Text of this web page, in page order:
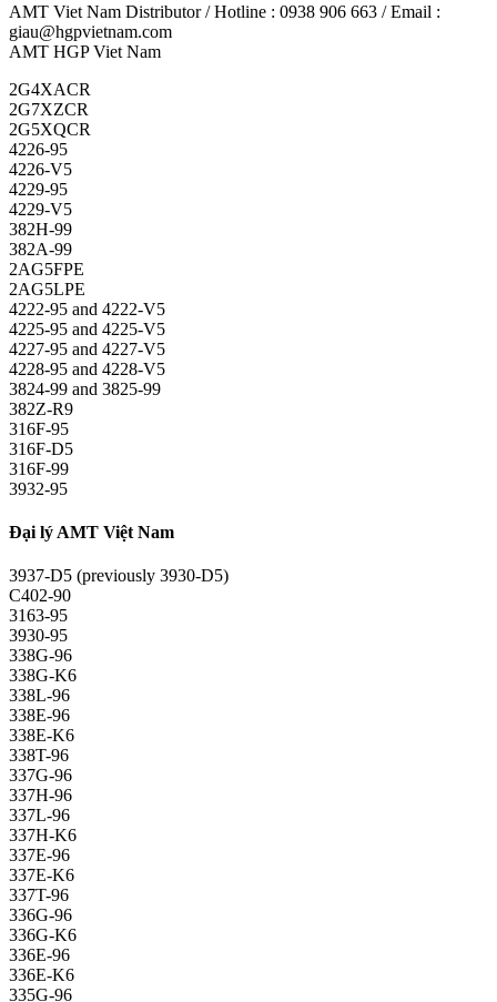
AMT Viet Nam Distributor / Hotline : 0938 906 663 / Email :
giau@hgpvietnam.com
AMT HGP Viet Nam
2G4XACR
2G7XZCR
2G5XQCR
4226-95
4226-V5
4229-95
4229-V5
382H-99
382A-99
2AG5FPE
2AG5LPE
4222-95 and 4222-V5
4225-95 and 4225-V5
4227-95 and 4227-V5
4228-95 and 4228-V5
3824-99 and 3825-99
382Z-R9
316F-95
316F-D5
316F-99
3932-95
Đại lý AMT Việt Nam
3937-D5 (previously 3930-D5)
C402-90
3163-95
3930-95
338G-96
338G-K6
338L-96
338E-96
338E-K6
338T-96
337G-96
337H-96
337L-96
337H-K6
337E-96
337E-K6
337T-96
336G-96
336G-K6
336E-96
336E-K6
335G-96